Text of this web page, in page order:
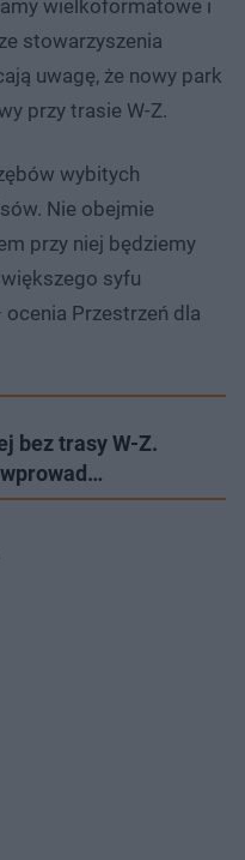
wielkoformatowe i
stowarzyszenia
uwagę, że nowy park
przy trasie W-Z.
wybitych
Nie obejmie
przy niej będziemy
syfu
Przestrzeń dla
bez trasy W-Z.